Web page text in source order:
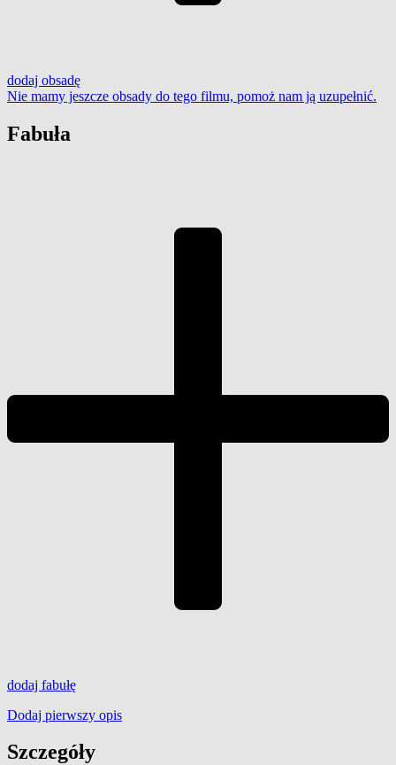
dodaj obsadę
Nie mamy jeszcze obsady do tego filmu, pomoż nam ją uzupełnić.
Fabuła
dodaj fabułę
Dodaj pierwszy opis
Szczegóły